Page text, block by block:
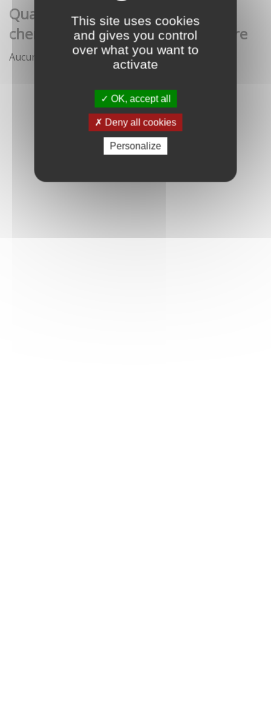
This site uses cookies
and gives you control
over what you want to
activate
OK, accept all
Deny all cookies
Personalize
Qualification des enseignants-
chercheurs en écoles d'architecture
Aucune démarche pour le moment